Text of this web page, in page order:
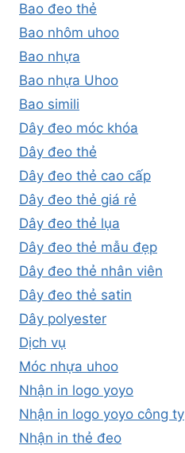
Bao đeo thẻ
Bao nhôm uhoo
Bao nhựa
Bao nhựa Uhoo
Bao simili
Dây đeo móc khóa
Dây đeo thẻ
Dây đeo thẻ cao cấp
Dây đeo thẻ giá rẻ
Dây đeo thẻ lụa
Dây đeo thẻ mẫu đẹp
Dây đeo thẻ nhân viên
Dây đeo thẻ satin
Dây polyester
Dịch vụ
Móc nhựa uhoo
Nhận in logo yoyo
Nhận in logo yoyo công ty
Nhận in thẻ đeo